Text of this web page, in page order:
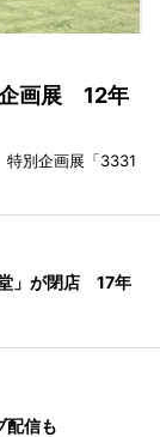
企画展 12年
特別企画展「3331
」が閉店 17年
信も